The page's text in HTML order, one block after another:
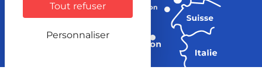
Tout refuser
Personnaliser